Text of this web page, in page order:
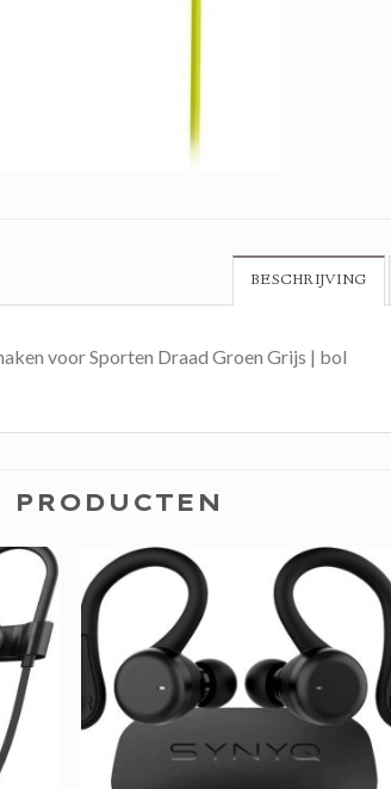
BESCHRIJVING
voor Sporten Draad Groen Grijs | bol
PRODUCTEN